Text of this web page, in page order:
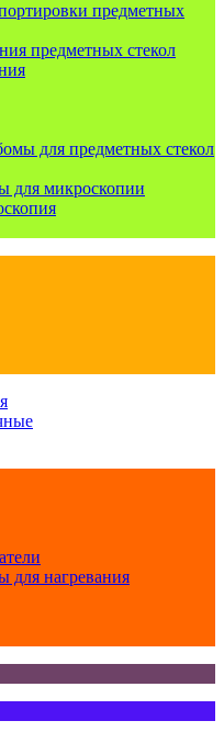
предметных
предметных стекол
для предметных стекол
для микроскопии
для нагревания